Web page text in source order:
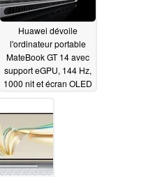
Huawei dévoile
l'ordinateur portable
MateBook GT 14 avec
support eGPU, 144 Hz,
1000 nit et écran OLED